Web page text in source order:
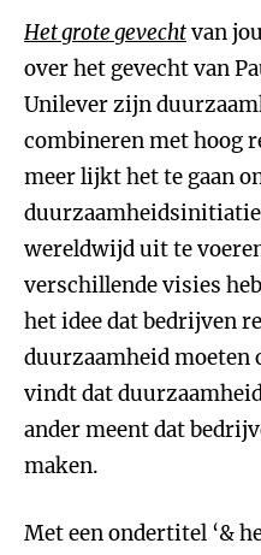
Het grote gevechtvan
over het gevecht van
Unilever zijn
combineren met hoog
meer lijkt het te gaan
wereldwijd uit te
verschillende visies
het idee dat bedrijven
duurzaamheid moeten
vindt dat
ander meent dat
maken.
Met een ondertitel ‘&